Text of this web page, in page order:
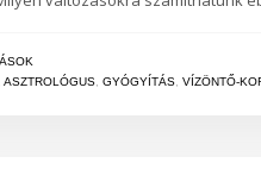
ASZTROLÓGUS GYÓGYÍTÁS VÍZÖNTŐ-